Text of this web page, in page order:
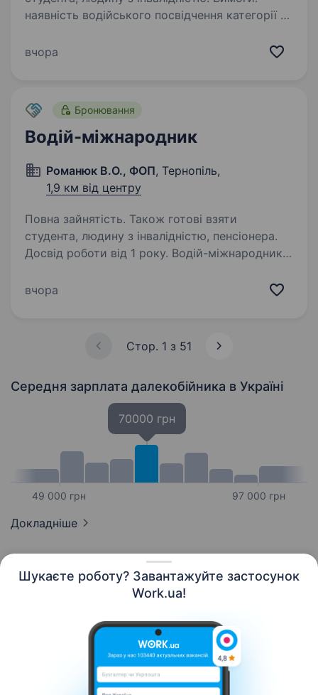
Шукаєте роботу? Завантажуйте застосунок
Work.ua!
наявність водійського посвідчення категорії В.
активною. Обов’язково щоб у вас були
вчора
Бронювання
Водій-міжнародник
Романюк В.О., ФОП, Тернопіль,
1,9 км від центру
Повна зайнятість. Також готові взяти
студента, людину з інвалідністю, пенсіонера.
Досвід роботи від 1 року. Водій-міжнародник
запрошуємо водія-міжнародника для роботи
та повернення до Польщі. Автопарк:…
вчора
Стор. 1 з 51
Середня зарплата далекобійника в Україні
49 000 грн
70000 грн
97 000 грн
Докладніше